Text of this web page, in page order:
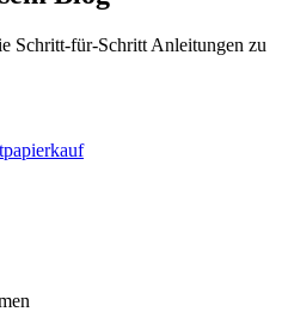
Schritt-für-Schritt Anleitungen zu